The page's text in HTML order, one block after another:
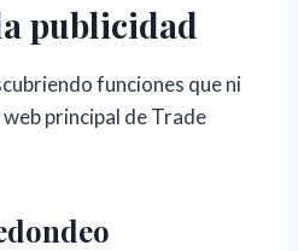
publicidad
funciones que ni
principal de Trade